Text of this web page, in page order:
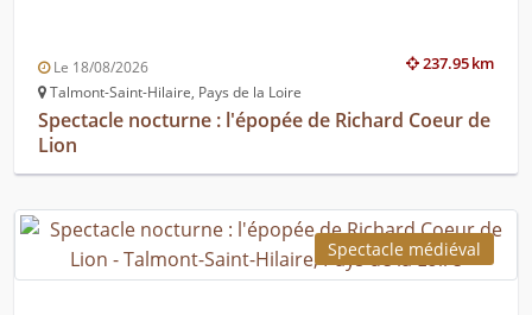
237.95 km
Le 18/08/2026
Talmont-Saint-Hilaire, Pays de la Loire
Spectacle nocturne : l'épopée de Richard Coeur de
Lion
Spectacle médiéval